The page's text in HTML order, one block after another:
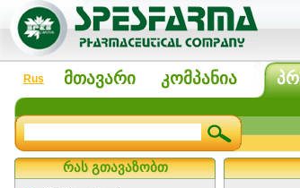
Rus მთავარი კომპანია
რას გთავაზობთ